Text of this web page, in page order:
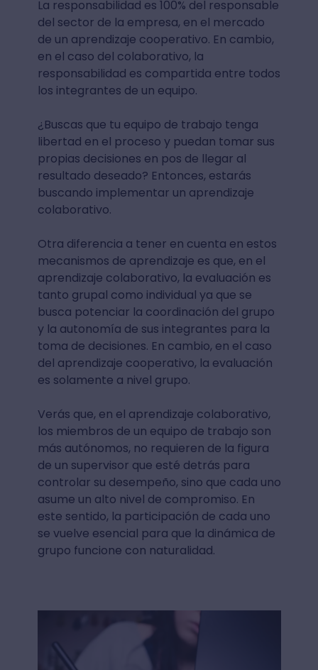
La responsabilidad es 100% del responsable
del sector de la empresa, en el mercado
de un aprendizaje cooperativo. En cambio,
en el caso del colaborativo, la
responsabilidad es compartida entre todos
los integrantes de un equipo.
¿Buscas que tu equipo de trabajo tenga
libertad en el proceso y puedan tomar sus
propias decisiones en pos de llegar al
resultado deseado? Entonces, estarás
buscando implementar un aprendizaje
colaborativo.
Otra diferencia a tener en cuenta en estos
mecanismos de aprendizaje es que, en el
aprendizaje colaborativo, la evaluación es
tanto grupal como individual ya que se
busca potenciar la coordinación del grupo
y la autonomía de sus integrantes para la
toma de decisiones. En cambio, en el caso
del aprendizaje cooperativo, la evaluación
es solamente a nivel grupo.
Verás que, en el aprendizaje colaborativo,
los miembros de un equipo de trabajo son
más autónomos, no requieren de la figura
de un supervisor que esté detrás para
controlar su desempeño, sino que cada uno
asume un alto nivel de compromiso. En
este sentido, la participación de cada uno
se vuelve esencial para que la dinámica de
grupo funcione con naturalidad.